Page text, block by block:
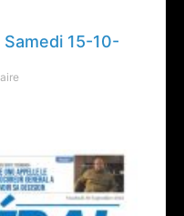
Samedi 15-10-